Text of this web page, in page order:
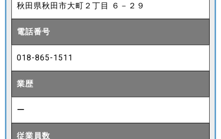
秋田県秋田市大町２丁目 ６－２９
電話番号
018-865-1511
業歴
ー
従業員数